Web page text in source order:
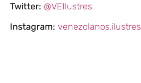
Twitter: @VEIlustres
Instagram: venezolanos.ilustres